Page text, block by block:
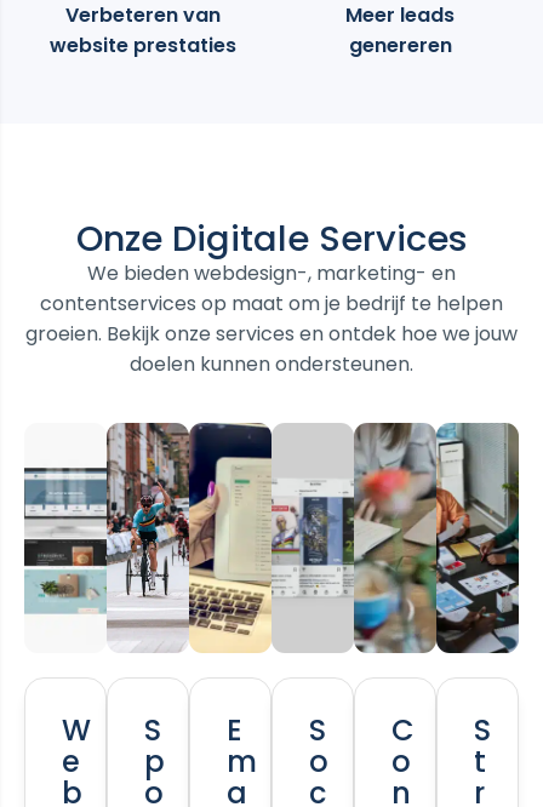
Verbeteren van
website prestaties
Meer leads
genereren
Onze Digitale Services
We bieden webdesign-, marketing- en
contentservices op maat om je bedrijf te helpen
groeien. Bekijk onze services en ontdek hoe we jouw
doelen kunnen ondersteunen.
W
e
b
S
p
o
E
m
a
S
o
c
C
o
n
S
t
r